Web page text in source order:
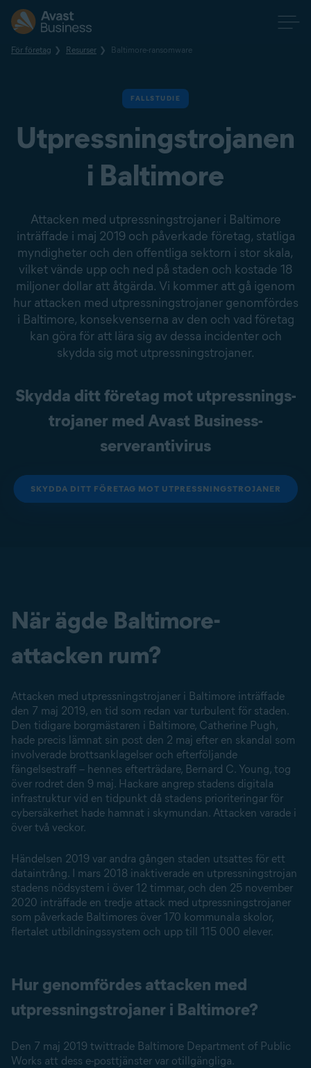
För företag Resurser Baltimore-ransomware
FALLSTUDIE
Utpressningstrojanen
i Baltimore
Attacken med utpressnings­trojaner i Baltimore
inträffade i maj 2019 och påverkade företag, statliga
myndigheter och den offentliga sektorn i stor skala,
vilket vände upp och ned på staden och kostade 18
miljoner dollar att åtgärda. Vi kommer att gå igenom
hur attacken med utpressnings­trojaner genomfördes
i Baltimore, konsekvenserna av den och vad företag
kan göra för att lära sig av dessa incidenter och
skydda sig mot utpressnings­trojaner.
Skydda ditt företag mot utpressnings­
trojaner med Avast Business-
serverantivirus
SKYDDA DITT FÖRETAG MOT UTPRESSNINGS­TROJANER
När ägde Baltimore-
attacken rum?
Attacken med utpressnings­trojaner i Baltimore inträffade
den 7 maj 2019, en tid som redan var turbulent för staden.
Den tidigare borgmästaren i Baltimore, Catherine Pugh,
hade precis lämnat sin post den 2 maj efter en skandal som
involverade brottsanklagelser och efterföljande
fängelsestraff – hennes efterträdare, Bernard C. Young, tog
över rodret den 9 maj. Hackare angrep stadens digitala
infrastruktur vid en tidpunkt då stadens prioriteringar för
cybersäkerhet hade hamnat i skymundan. Attacken varade i
över två veckor.
Händelsen 2019 var andra gången staden utsattes för ett
dataintrång. I mars 2018 inaktiverade en utpressningstrojan
stadens nödsystem i över 12 timmar, och den 25 november
2020 inträffade en tredje attack med utpressnings­trojaner
som påverkade Baltimores över 170 kommunala skolor,
flertalet utbildningssystem och upp till 115 000 elever.
Hur genomfördes attacken med
utpressnings­trojaner i Baltimore?
Den 7 maj 2019 twittrade Baltimore Department of Public
Works att dess e-posttjänster var otillgängliga.